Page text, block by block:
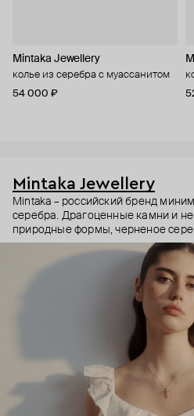
Mintaka Jewellery
колье из серебра с муассанитом
54 000 ₽
Mintaka Jewellery
Mintaka – российский бренд
серебра. Драгоценные камни и
природные формы, черненое
цепи – в этих украшениях
нежность, авангардные детали и
Какую часть вашего характера